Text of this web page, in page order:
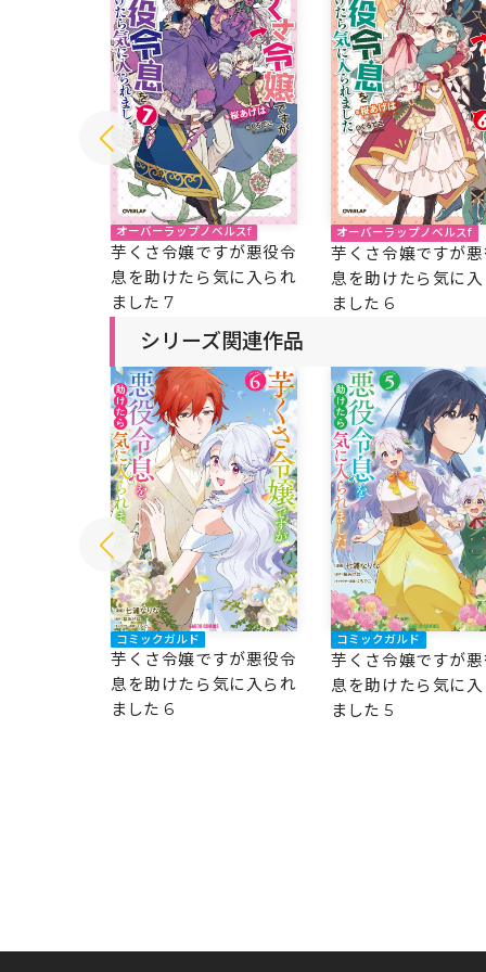
オーバーラップノベルスf
芋くさ令嬢ですが悪役令
息を助けたら気に入られ
ました 7
オーバーラップノベルスf
芋くさ令嬢ですが
息を助けたら気に
ました 6
シリーズ関連作品
コミックガルド
芋くさ令嬢ですが悪役令
息を助けたら気に入られ
ました 6
コミックガルド
芋くさ令嬢ですが
息を助けたら気に
ました 5